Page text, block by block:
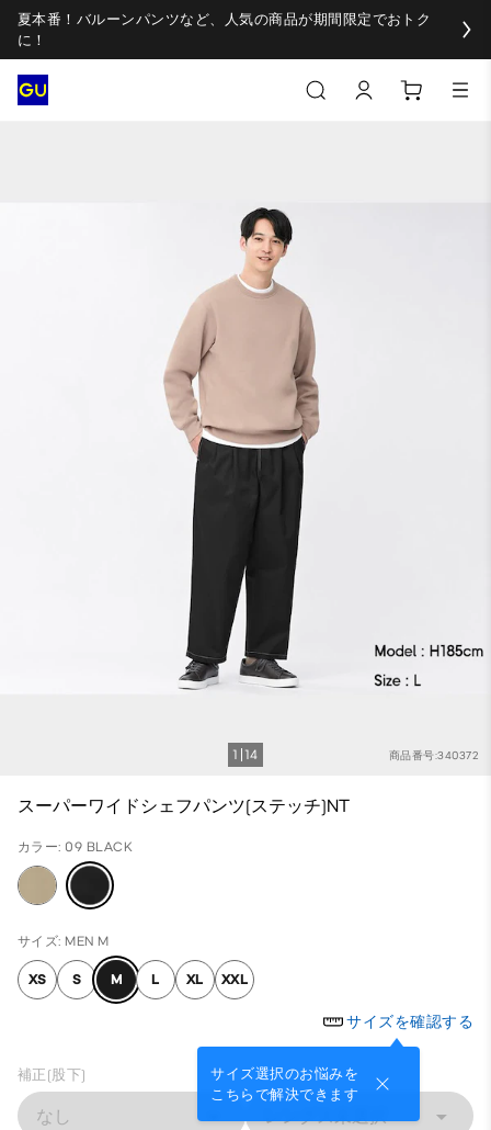
夏本番！バルーンパンツなど、人気の商品が期間限定でおトク
に！
商品番号:340372
1 14
スーパーワイドシェフパンツ(ステッチ)NT
カラー: 09 BLACK
サイズ: MEN M
XS S M L XL XXL
サイズを確認する
サイズ選択のお悩みを
こちらで解決できます
補正(股下)
なし レングス未選択